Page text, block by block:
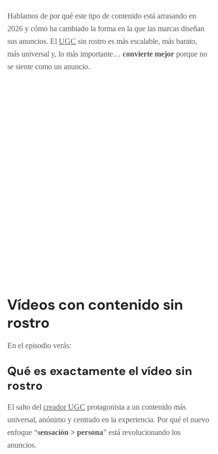
Hablamos de por qué este tipo de contenido está arrasando en
2026 y cómo ha cambiado la forma en la que las marcas diseñan
sus anuncios. El UGC sin rostro es más escalable, más barato,
más universal y, lo más importante… convierte mejor porque no
se siente como un anuncio.
Vídeos con contenido sin
rostro
En el episodio verás:
Qué es exactamente el vídeo sin
rostro
El salto del creador UGC protagonista a un contenido más
universal, anónimo y centrado en la experiencia. Por qué el nuevo
enfoque “sensación > persona” está revolucionando los
anuncios.